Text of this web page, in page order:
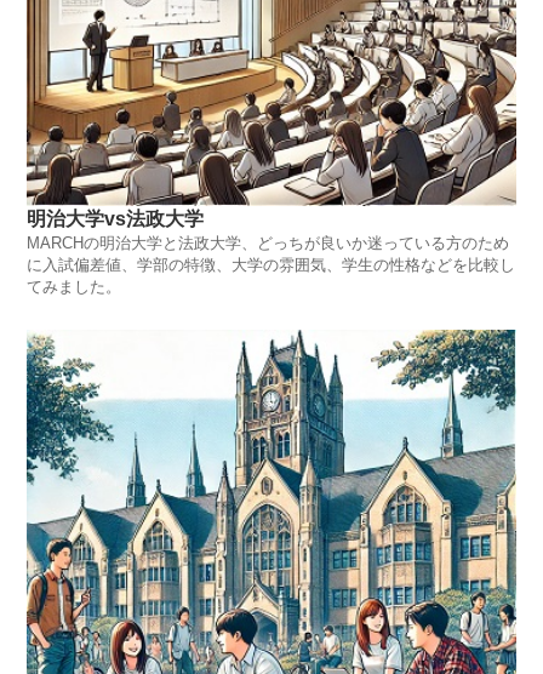
明治大学vs法政大学
MARCHの明治大学と法政大学、どっちが良いか迷っている方のため
に入試偏差値、学部の特徴、大学の雰囲気、学生の性格などを比較し
てみました。